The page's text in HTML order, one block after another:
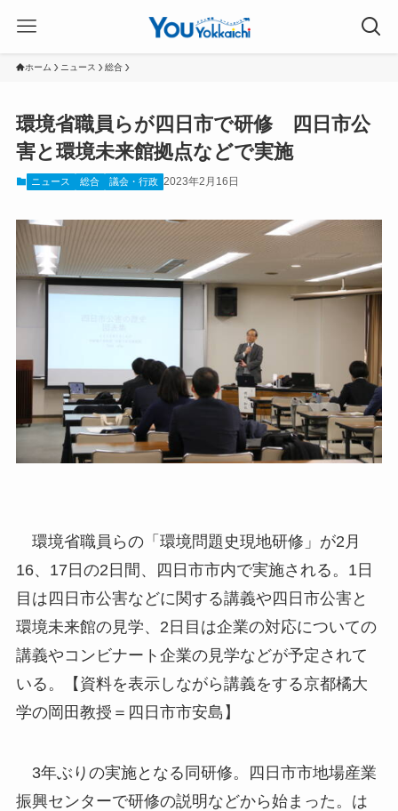
ホーム ニュース 総合
環境省職員らが四日市で研修 四日市公
害と環境未来館拠点などで実施
ニュース 総合 議会・行政 2023年2月16日
環境省職員らの「環境問題史現地研修」が2月
16、17日の2日間、四日市市内で実施される。1日
目は四日市公害などに関する講義や四日市公害と
環境未来館の見学、2日目は企業の対応についての
講義やコンビナート企業の見学などが予定されて
いる。【資料を表示しながら講義をする京都橘大
学の岡田教授＝四日市市安島】
3年ぶりの実施となる同研修。四日市市地場産業
振興センターで研修の説明などから始まった。は